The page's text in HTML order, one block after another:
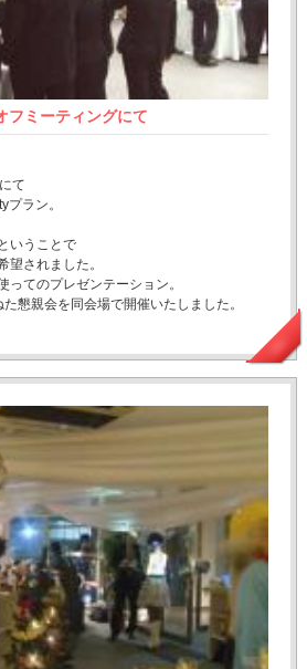
フミーティングにて
て
ラン。
いうことで
望されました。
ってのプレゼンテーション。
懇親会を同会場で開催いたしました。